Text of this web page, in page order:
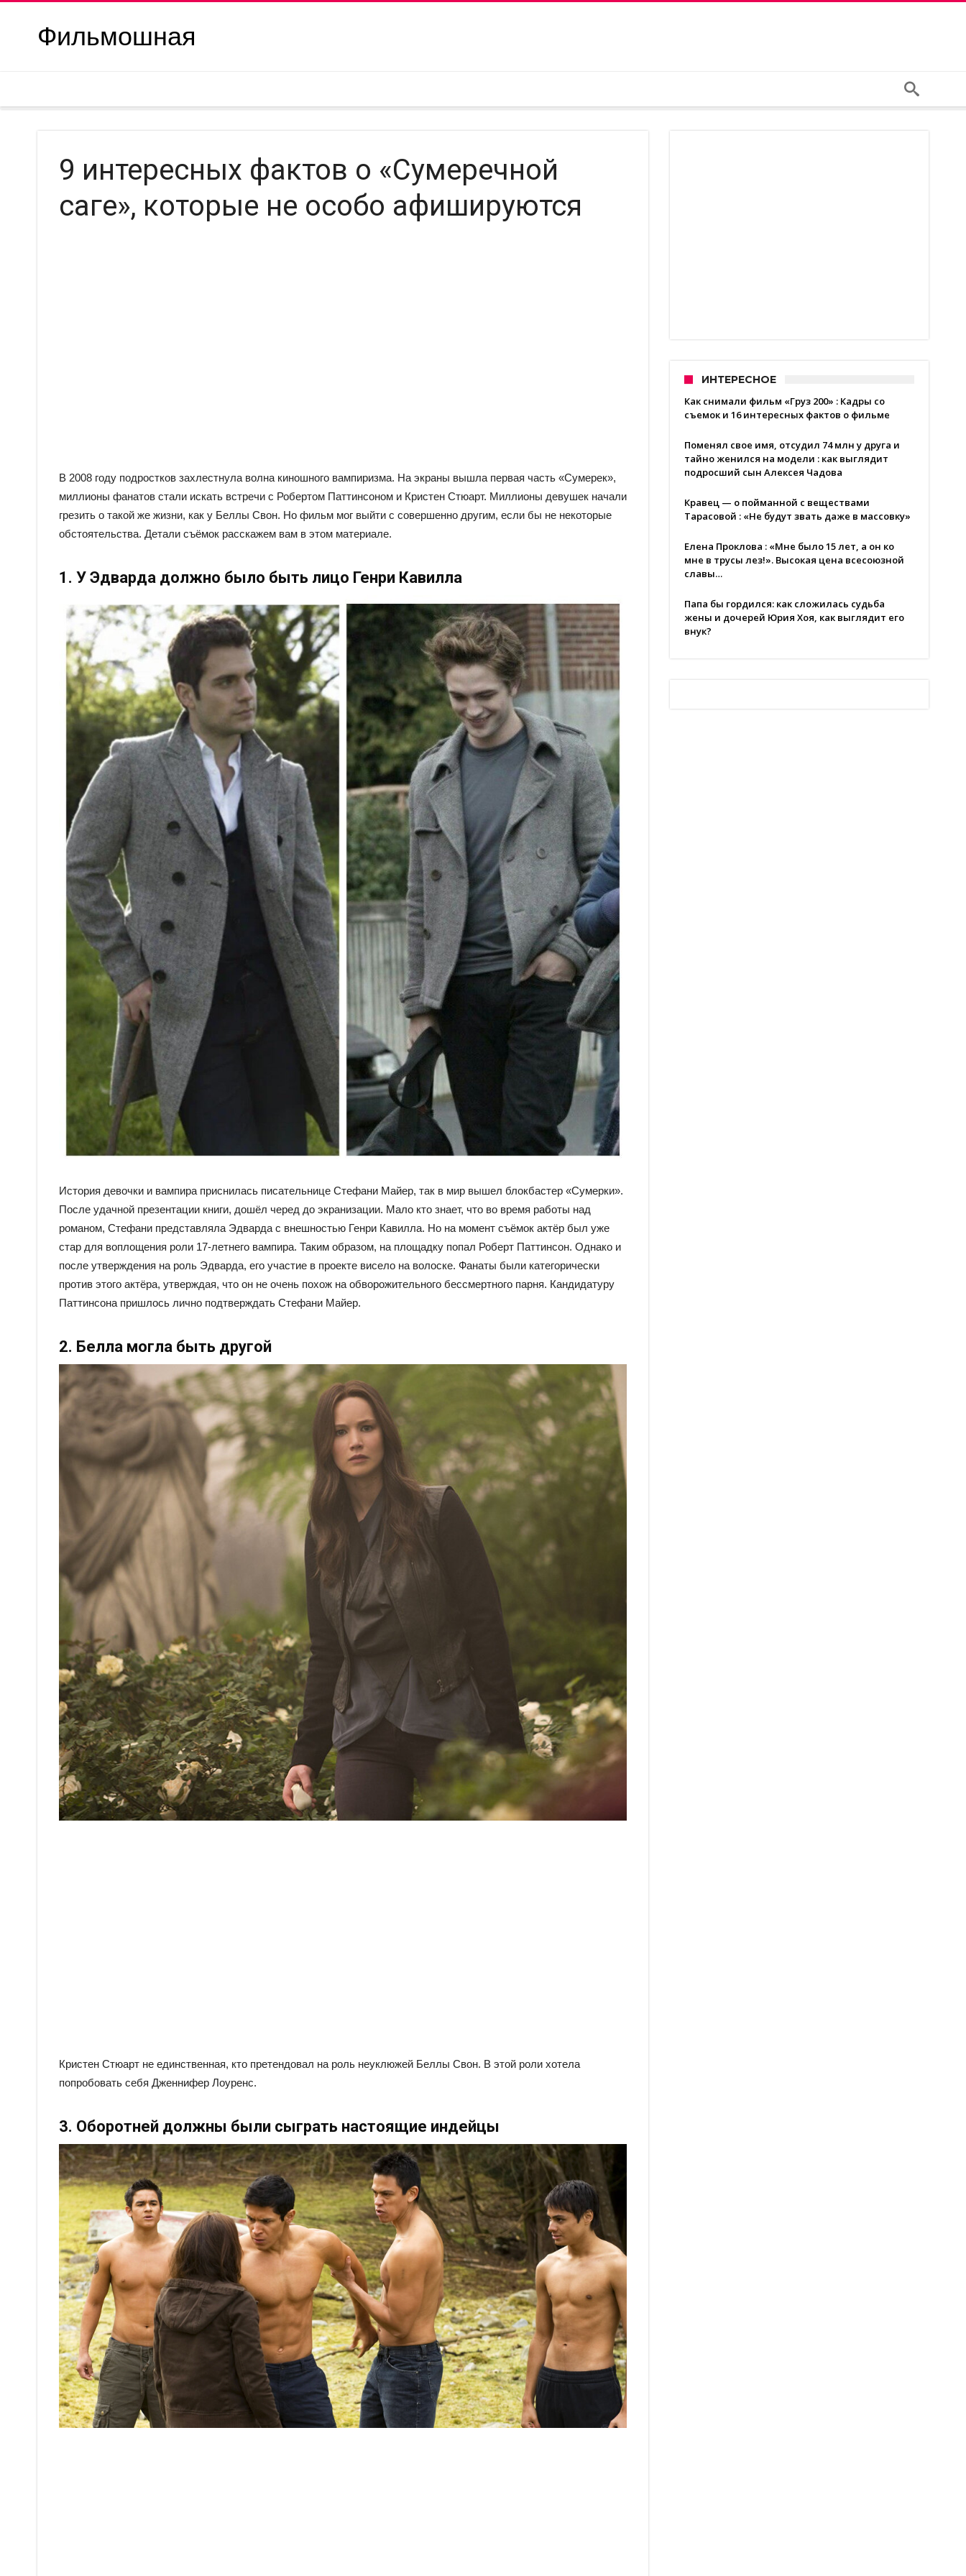
Фильмошная
9 интересных фактов о «Сумеречной
саге», которые не особо афишируются
В 2008 году подростков захлестнула волна киношного вампиризма. На экраны вышла первая часть «Сумерек»,
миллионы фанатов стали искать встречи с Робертом Паттинсоном и Кристен Стюарт. Миллионы девушек начали
грезить о такой же жизни, как у Беллы Свон. Но фильм мог выйти с совершенно другим, если бы не некоторые
обстоятельства. Детали съёмок расскажем вам в этом материале.
1. У Эдварда должно было быть лицо Генри Кавилла
История девочки и вампира приснилась писательнице Стефани Майер, так в мир вышел блокбастер «Сумерки».
После удачной презентации книги, дошёл черед до экранизации. Мало кто знает, что во время работы над
романом, Стефани представляла Эдварда с внешностью Генри Кавилла. Но на момент съёмок актёр был уже
стар для воплощения роли 17-летнего вампира. Таким образом, на площадку попал Роберт Паттинсон. Однако и
после утверждения на роль Эдварда, его участие в проекте висело на волоске. Фанаты были категорически
против этого актёра, утверждая, что он не очень похож на обворожительного бессмертного парня. Кандидатуру
Паттинсона пришлось лично подтверждать Стефани Майер.
2. Белла могла быть другой
Кристен Стюарт не единственная, кто претендовал на роль неуклюжей Беллы Свон. В этой роли хотела
попробовать себя Дженнифер Лоуренс.
3. Оборотней должны были сыграть настоящие индейцы
ИНТЕРЕСНОЕ
Как снимали фильм «Груз 200» : Кадры со
съемок и 16 интересных фактов о фильме
Поменял свое имя, отсудил 74 млн у друга и
тайно женился на модели : как выглядит
подросший сын Алексея Чадова
Кравец — о пойманной с веществами
Тарасовой : «Не будут звать даже в массовку»
Елена Проклова : «Мне было 15 лет, а он ко
мне в трусы лез!». Высокая цена всесоюзной
славы…
Папа бы гордился: как сложилась судьба
жены и дочерей Юрия Хоя, как выглядит его
внук?